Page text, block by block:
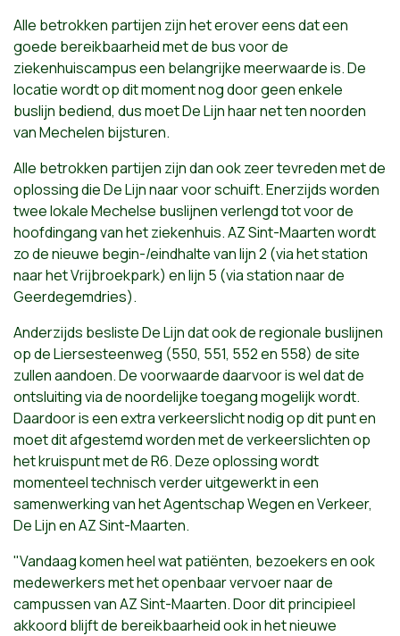
Alle betrokken partijen zijn het erover eens dat een
goede bereikbaarheid met de bus voor de
ziekenhuiscampus een belangrijke meerwaarde is. De
locatie wordt op dit moment nog door geen enkele
buslijn bediend, dus moet De Lijn haar net ten noorden
van Mechelen bijsturen.
Alle betrokken partijen zijn dan ook zeer tevreden met de
oplossing die De Lijn naar voor schuift. Enerzijds worden
twee lokale Mechelse buslijnen verlengd tot voor de
hoofdingang van het ziekenhuis. AZ Sint-Maarten wordt
zo de nieuwe begin-/eindhalte van lijn 2 (via het station
naar het Vrijbroekpark) en lijn 5 (via station naar de
Geerdegemdries).
Anderzijds besliste De Lijn dat ook de regionale buslijnen
op de Liersesteenweg (550, 551, 552 en 558) de site
zullen aandoen. De voorwaarde daarvoor is wel dat de
ontsluiting via de noordelijke toegang mogelijk wordt.
Daardoor is een extra verkeerslicht nodig op dit punt en
moet dit afgestemd worden met de verkeerslichten op
het kruispunt met de R6. Deze oplossing wordt
momenteel technisch verder uitgewerkt in een
samenwerking van het Agentschap Wegen en Verkeer,
De Lijn en AZ Sint-Maarten.
"Vandaag komen heel wat patiënten, bezoekers en ook
medewerkers met het openbaar vervoer naar de
campussen van AZ Sint-Maarten. Door dit principieel
akkoord blijft de bereikbaarheid ook in het nieuwe